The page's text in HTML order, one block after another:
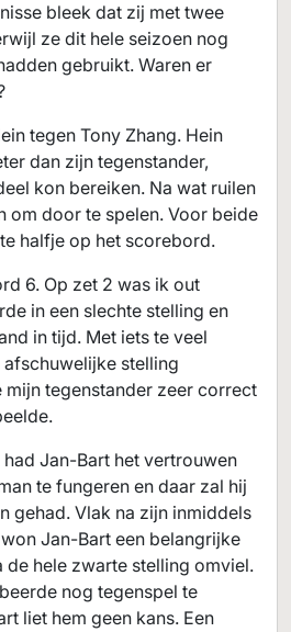
bleek dat zij met twee
ze dit hele seizoen nog
gebruikt. Waren er
tegen Tony Zhang. Hein
dan zijn tegenstander,
kon bereiken. Na wat ruilen
om door te spelen. Voor beide
halfje op het scorebord.
6. Op zet 2 was ik out
in een slechte stelling en
in tijd. Met iets te veel
stelling
tegenstander zeer correct
Jan-Bart het vertrouwen
te fungeren en daar zal hij
gehad. Vlak na zijn inmiddels
Jan-Bart een belangrijke
de hele zwarte stelling omviel.
nog tegenspel te
liet hem geen kans. Een